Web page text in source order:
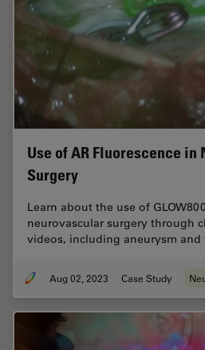
Use of AR Fluorescence
Surgery
Learn about the use of
neurovascular surgery through
videos, including aneurysm and
Aug 02, 2023 Case Study